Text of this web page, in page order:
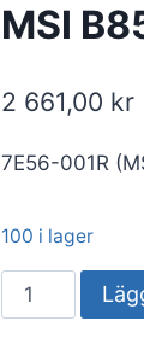
MSI
2 661,00 kr
7E56-001R
100 i lager
MSI
B850